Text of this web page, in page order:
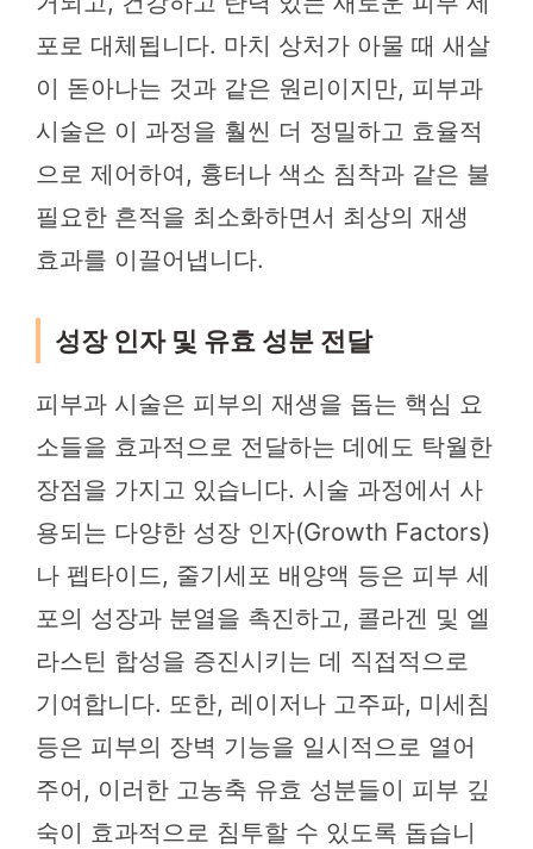
포로 대체됩니다. 마치 상처가 아물 때 새살
이 돋아나는 것과 같은 원리이지만, 피부과
시술은 이 과정을 훨씬 더 정밀하고 효율적
으로 제어하여, 흉터나 색소 침착과 같은 불
필요한 흔적을 최소화하면서 최상의 재생
효과를 이끌어냅니다.
성장 인자 및 유효 성분 전달
피부과 시술은 피부의 재생을 돕는 핵심 요
소들을 효과적으로 전달하는 데에도 탁월한
장점을 가지고 있습니다. 시술 과정에서 사
용되는 다양한 성장 인자(Growth Factors)
나 펩타이드, 줄기세포 배양액 등은 피부 세
포의 성장과 분열을 촉진하고, 콜라겐 및 엘
라스틴 합성을 증진시키는 데 직접적으로
기여합니다. 또한, 레이저나 고주파, 미세침
등은 피부의 장벽 기능을 일시적으로 열어
주어, 이러한 고농축 유효 성분들이 피부 깊
숙이 효과적으로 침투할 수 있도록 돕습니